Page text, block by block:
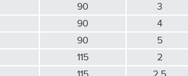
90 3
90 4
90 5
115 2